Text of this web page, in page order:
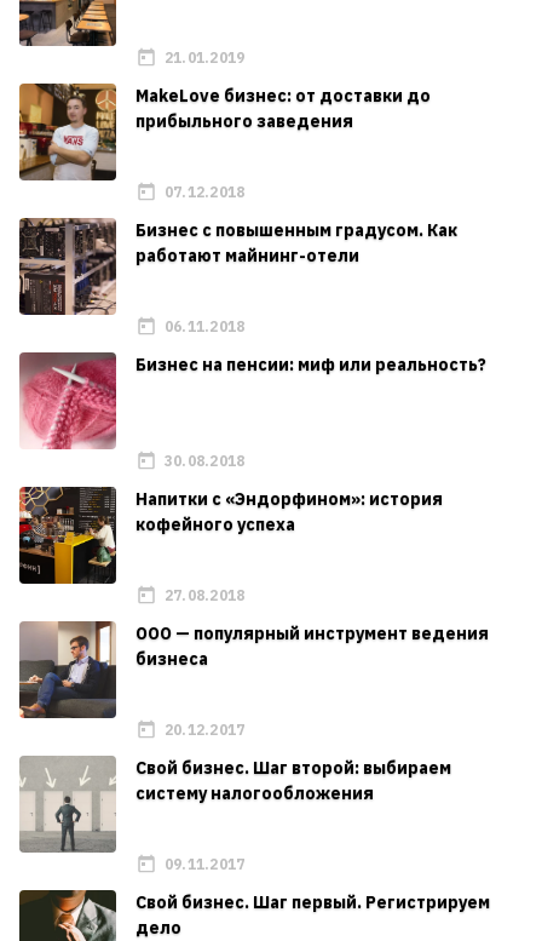
21.01.2019
MakeLove бизнес: от доставки до
прибыльного заведения
07.12.2018
Бизнес с повышенным градусом. Как
работают майнинг-отели
06.11.2018
Бизнес на пенсии: миф или реальность?
30.08.2018
Напитки с «Эндорфином»: история
кофейного успеха
27.08.2018
ООО — популярный инструмент ведения
бизнеса
20.12.2017
Свой бизнес. Шаг второй: выбираем
систему налогообложения
09.11.2017
Свой бизнес. Шаг первый. Регистрируем
дело